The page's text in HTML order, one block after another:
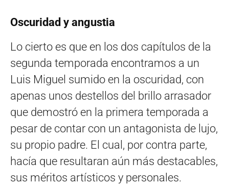
Oscuridad y angustia
Lo cierto es que en los dos capítulos de la
segunda temporada encontramos a un
Luis Miguel sumido en la oscuridad, con
apenas unos destellos del brillo arrasador
que demostró en la primera temporada a
pesar de contar con un antagonista de lujo,
su propio padre. El cual, por contra parte,
hacía que resultaran aún más destacables,
sus méritos artísticos y personales.